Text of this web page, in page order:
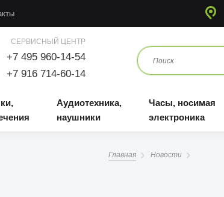
СЕРВИСНЫЙ ЦЕНТР
+7 495 960-14-54
+7 916 714-60-14
Аудиотехника,
наушники
Часы, носимая
электроника
Главная Новости